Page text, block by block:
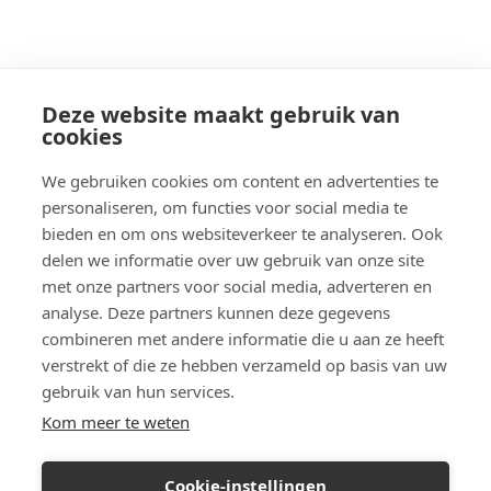
Deze website maakt gebruik van
cookies
We gebruiken cookies om content en advertenties te
personaliseren, om functies voor social media te
bieden en om ons websiteverkeer te analyseren. Ook
delen we informatie over uw gebruik van onze site
met onze partners voor social media, adverteren en
analyse. Deze partners kunnen deze gegevens
combineren met andere informatie die u aan ze heeft
verstrekt of die ze hebben verzameld op basis van uw
gebruik van hun services.
Kom meer te weten
Cookie-instellingen